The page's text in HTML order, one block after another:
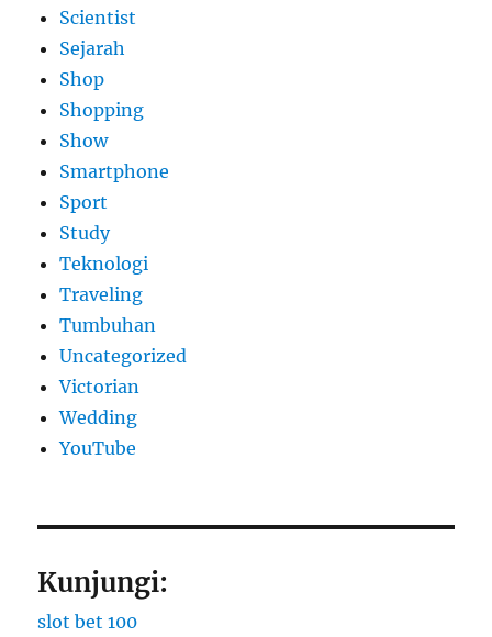
Scientist
Sejarah
Shop
Shopping
Show
Smartphone
Sport
Study
Teknologi
Traveling
Tumbuhan
Uncategorized
Victorian
Wedding
YouTube
Kunjungi:
slot bet 100